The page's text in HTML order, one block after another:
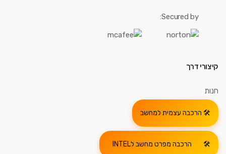
Secured by:
קיצורי דרך
חנות
הרכבה עצמית למחשב
הרכבה מפרט מחשב לINTEL